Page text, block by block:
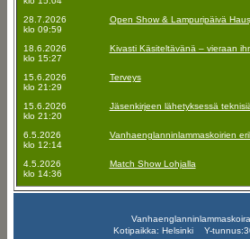
28.7.2026
klo 09:59
Open Show & Lampuripäivä
18.6.2026
klo 15:27
Kivasti Käsiteltävänä – vieraan
15.6.2026
klo 21:29
Terveys
15.6.2026
klo 21:20
Jäsenkirjeen lähetyksessä
6.5.2026
klo 12:14
Vanhaenglanninlammaskoirien
4.5.2026
klo 14:36
Match Show Lohjalla
Kotipaikka: Helsinki Y-